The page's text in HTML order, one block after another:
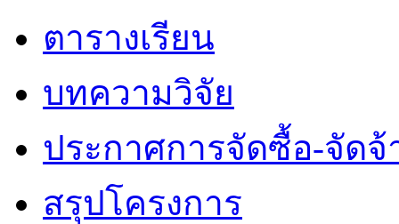
ตารางเรียน
บทความวิจัย
ประกาศการจัดซื้อ-จัดจ้
สรุปโครงการ